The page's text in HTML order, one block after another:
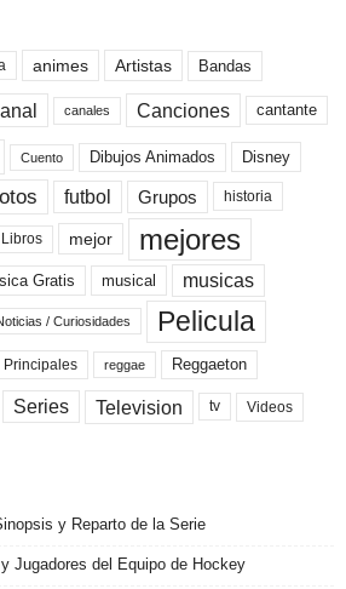
animes Artistas Bandas
canales Canciones cantante
Cuento Dibujos Animados Disney
futbol Grupos historia
Libros mejor mejores
Gratis musical musicas
/ Curiosidades Pelicula
Principales reggae Reggaeton
Series Television tv Videos
y Reparto de la Serie
Jugadores del Equipo de Hockey